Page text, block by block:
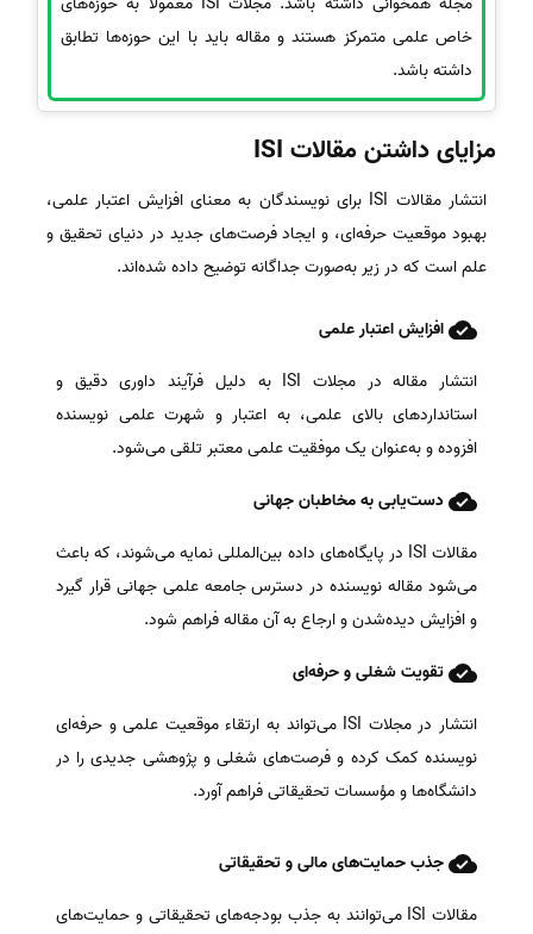
خاص علمی متمرکز هستند و مقاله باید با این حوزه‌ها تطابق
داشته باشد.
مزایای داشتن مقالات ISI
انتشار مقالات ISI برای نویسندگان به معنای افزایش اعتبار علمی،
بهبود موقعیت حرفه‌ای، و ایجاد فرصت‌های جدید در دنیای تحقیق و
علم است که در زیر به‌صورت جداگانه توضیح داده شده‌اند.
افزایش اعتبار علمی
انتشار مقاله در مجلات ISI به دلیل فرآیند داوری دقیق و
استانداردهای بالای علمی، به اعتبار و شهرت علمی نویسنده
افزوده و به‌عنوان یک موفقیت علمی معتبر تلقی می‌شود.
دست‌یابی به مخاطبان جهانی
مقالات ISI در پایگاه‌های داده بین‌المللی نمایه می‌شوند، که باعث
می‌شود مقاله نویسنده در دسترس جامعه علمی جهانی قرار گیرد
و افزایش دیده‌شدن و ارجاع به آن مقاله فراهم شود.
تقویت شغلی و حرفه‌ای
انتشار در مجلات ISI می‌تواند به ارتقاء موقعیت علمی و حرفه‌ای
نویسنده کمک کرده و فرصت‌های شغلی و پژوهشی جدیدی را در
دانشگاه‌ها و مؤسسات تحقیقاتی فراهم آورد.
جذب حمایت‌های مالی و تحقیقاتی
مقالات ISI می‌توانند به جذب بودجه‌های تحقیقاتی و حمایت‌های